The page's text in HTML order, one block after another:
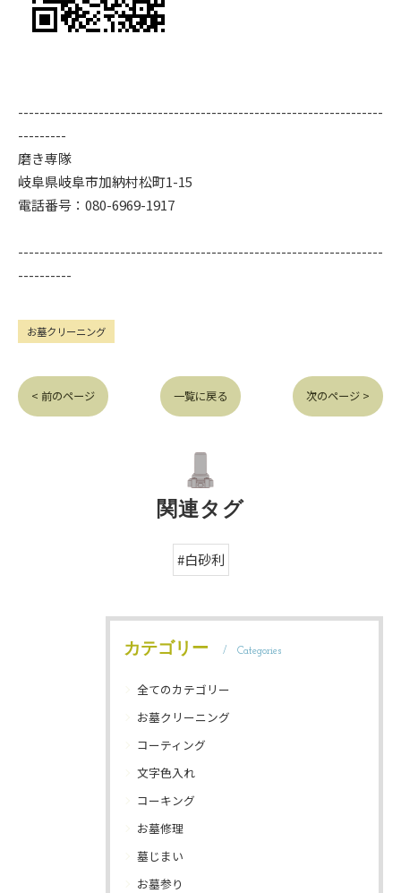
--------------------------------------------------------------------
---------
磨き専隊
岐阜県岐阜市加納村松町1-15
電話番号：080-6969-1917
--------------------------------------------------------------------
----------
お墓クリーニング
< 前のページ 一覧に戻る 次のページ >
関連タグ
#白砂利
カテゴリー Categories
全てのカテゴリー
お墓クリーニング
コーティング
文字色入れ
コーキング
お墓修理
墓じまい
お墓参り